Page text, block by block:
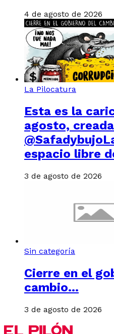
4 de agosto de 2026
La Pilocatura
Esta es la
agosto,
espacio libre
3 de agosto de 2026
Sin categoría
Cierre en el
cambio…
3 de agosto de 2026